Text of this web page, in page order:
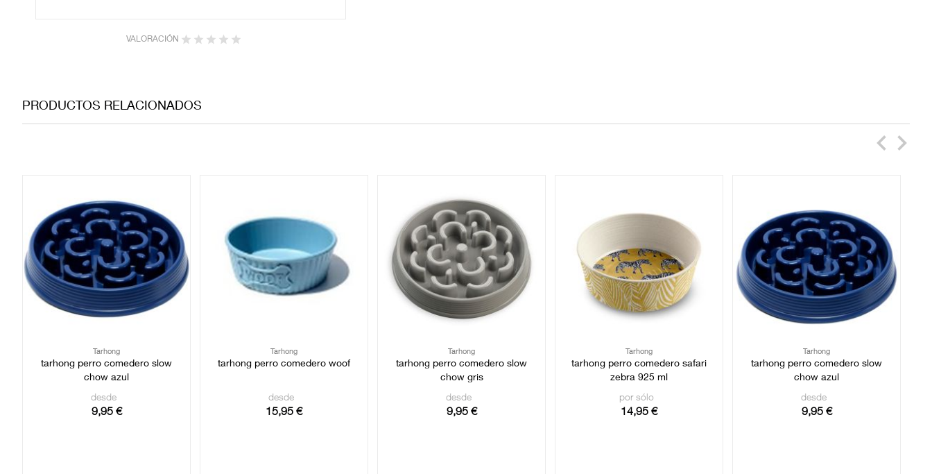
VALORACIÓN
PRODUCTOS RELACIONADOS
Tarhong
tarhong perro comedero slow
chow azul
desde
9,95 €
Tarhong
tarhong perro comedero woof
desde
15,95 €
Tarhong
tarhong perro comedero slow
chow gris
desde
9,95 €
Tarhong
tarhong perro comedero safari
zebra 925 ml
por sólo
14,95 €
Tarhong
tarhong perro comedero slow
chow azul
desde
9,95 €